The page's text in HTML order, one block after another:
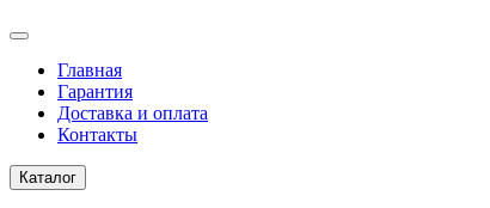
Главная
Гарантия
Доставка и оплата
Контакты
Каталог